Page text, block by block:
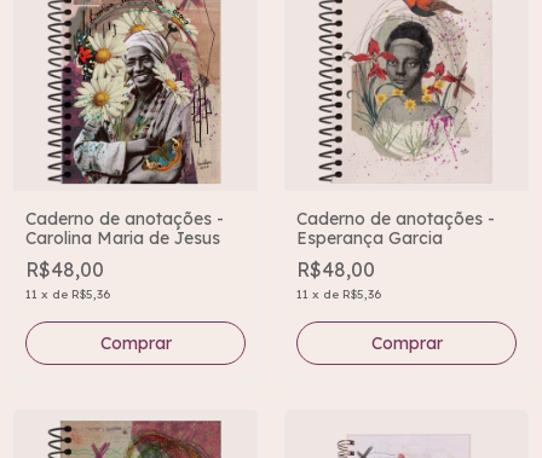
Caderno de anotações -
Carolina Maria de Jesus
R$48,00
11 x de R$5,36
Caderno de anotações -
Esperança Garcia
R$48,00
11 x de R$5,36